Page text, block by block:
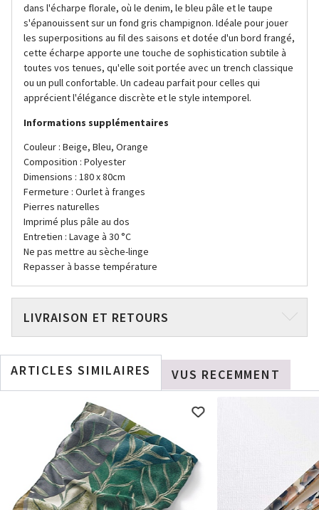
dans l'écharpe florale, où le denim, le bleu pâle et le taupe
s'épanouissent sur un fond gris champignon. Idéale pour jouer
les superpositions au fil des saisons et dotée d'un bord frangé,
cette écharpe apporte une touche de sophistication subtile à
toutes vos tenues, qu'elle soit portée avec un trench classique
ou un pull confortable. Un cadeau parfait pour celles qui
apprécient l'élégance discrète et le style intemporel.
Informations supplémentaires
Couleur : Beige, Bleu, Orange
Composition : Polyester
Dimensions : 180 x 80cm
Fermeture : Ourlet à franges
Pierres naturelles
Imprimé plus pâle au dos
Entretien : Lavage à 30 °C
Ne pas mettre au sèche-linge
Repasser à basse température
LIVRAISON ET RETOURS
ARTICLES SIMILAIRES VUS RECEMMENT